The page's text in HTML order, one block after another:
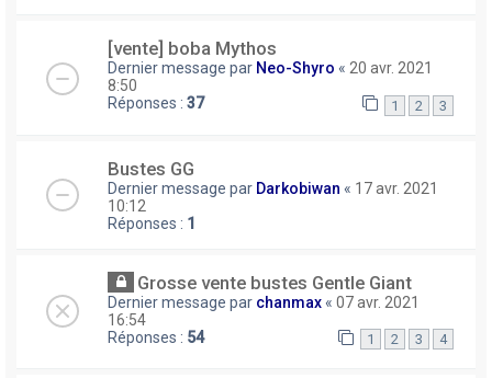
[vente] boba Mythos
Dernier message par Neo-Shyro « 20 avr. 2021
8:50
Réponses : 37 1 2 3
Bustes GG
Dernier message par Darkobiwan « 17 avr. 2021
10:12
Réponses : 1
Grosse vente bustes Gentle Giant
Dernier message par chanmax « 07 avr. 2021
16:54
Réponses : 54 1 2 3 4